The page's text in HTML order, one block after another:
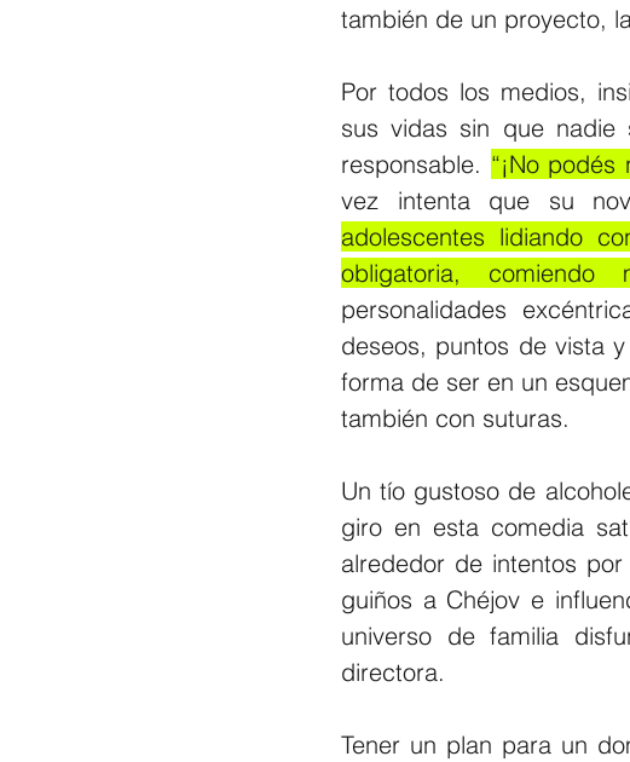
también de un proyecto,
Por todos los medios,
sus vidas sin que
responsable. “¡No
vez intenta que su
adolescentes lidiando
obligatoria, comiendo
personalidades
deseos, puntos de vista
forma de ser en un
también con suturas.
Un tío gustoso de
giro en esta comedia
alrededor de intentos
guiños a Chéjov e
universo de familia
directora.
Tener un plan para un